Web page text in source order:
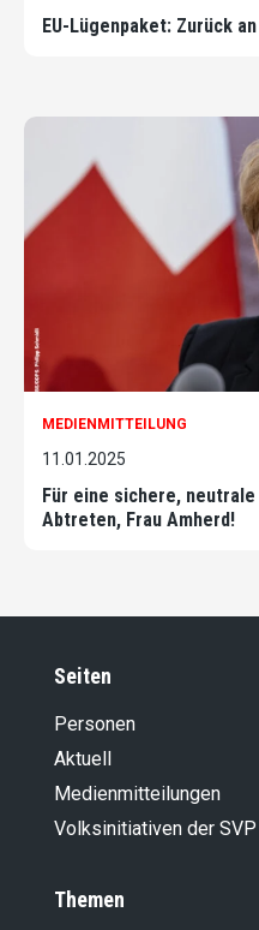
EU-Lügenpaket: Zurück
MEDIENMITTEILUNG
11.01.2025
Für eine sichere,
Abtreten, Frau Amherd!
Seiten
Personen
Aktuell
Medienmitteilungen
Volksinitiativen der SVP
Themen